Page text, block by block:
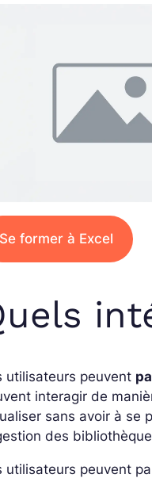
Se former à Excel
utilisateurs peuvent
interagir de
sans avoir à se
des
utilisateurs peuvent